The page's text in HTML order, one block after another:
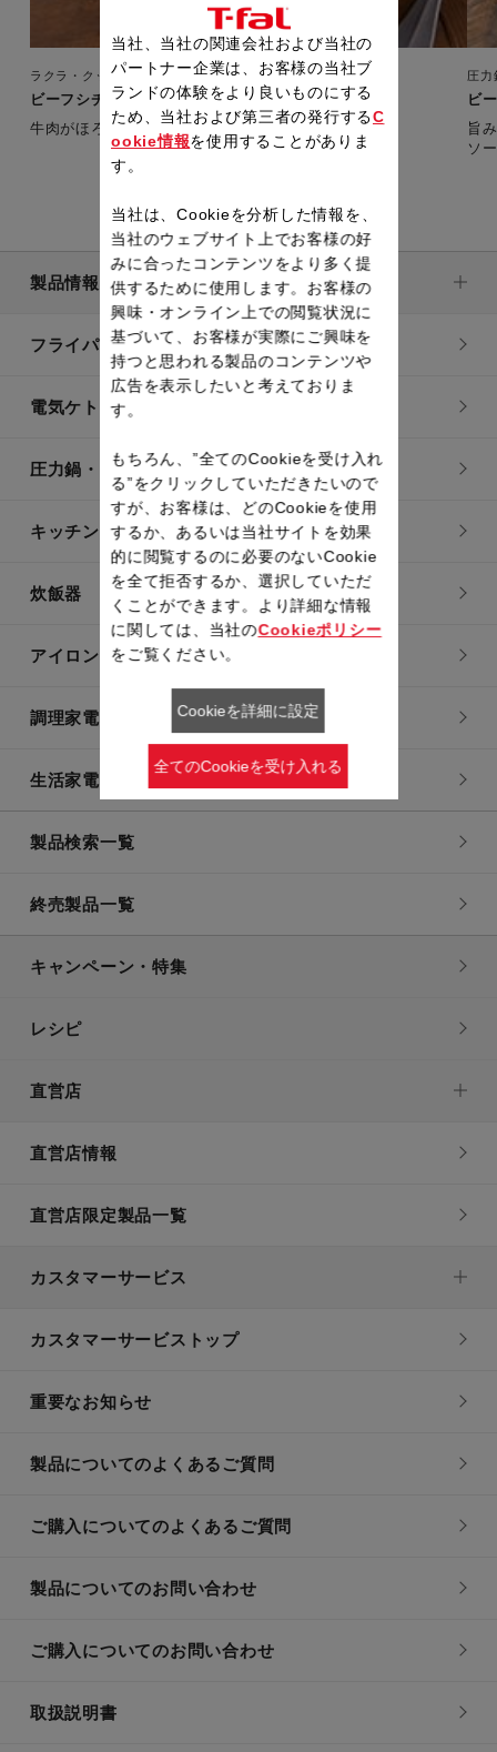
ラクラ・クッカー プラス コンパクト
ビーフシチュー
牛肉がほろりと柔らか！
圧
ビ
旨
ソ
製品情報
フライパン・鍋
電気ケトル
圧力鍋・電気圧力鍋
キッチン用品
炊飯器
アイロン・衣類スチーマー
調理家電
生活家電
製品検索一覧
終売製品一覧
キャンペーン・特集
レシピ
直営店
直営店情報
直営店限定製品一覧
カスタマーサービス
カスタマーサービストップ
重要なお知らせ
製品についてのよくあるご質問
ご購入についてのよくあるご質問
製品についてのお問い合わせ
ご購入についてのお問い合わせ
取扱説明書
当社、当社の関連会社および当社の
パートナー企業は、お客様の当社ブ
ランドの体験をより良いものにする
ため、当社および第三者の発行するC
ookie情報を使用することがありま
す。
当社は、Cookieを分析した情報を、
当社のウェブサイト上でお客様の好
みに合ったコンテンツをより多く提
供するために使用します。お客様の
興味・オンライン上での閲覧状況に
基づいて、お客様が実際にご興味を
持つと思われる製品のコンテンツや
広告を表示したいと考えておりま
す。
もちろん、”全てのCookieを受け入れ
る”をクリックしていただきたいので
すが、お客様は、どのCookieを使用
するか、あるいは当社サイトを効果
的に閲覧するのに必要のないCookie
を全て拒否するか、選択していただ
くことができます。より詳細な情報
に関しては、当社のCookieポリシー
をご覧ください。
Cookieを詳細に設定
全てのCookieを受け入れる